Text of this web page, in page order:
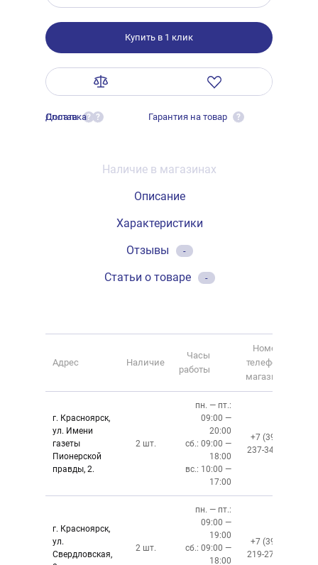
Купить в 1 клик
Оплата ?
Доставка ? Гарантия на товар ?
Наличие в магазинах
Описание
Характеристики
Отзывы
-
Статьи о товаре -
Адрес Наличие
Часы
работы
Номер
телефона
магазина
г. Красноярск,
ул. Имени
газеты
Пионерской
правды, 2.
2 шт.
пн. — пт.:
09:00 —
20:00
сб.: 09:00 —
18:00
вс.: 10:00 —
17:00
+7 (391)
237-34-34
г. Красноярск,
ул.
Свердловская,
2 шт.
пн. — пт.:
09:00 —
19:00
сб.: 09:00 —
18:00
+7 (391)
219-27-50